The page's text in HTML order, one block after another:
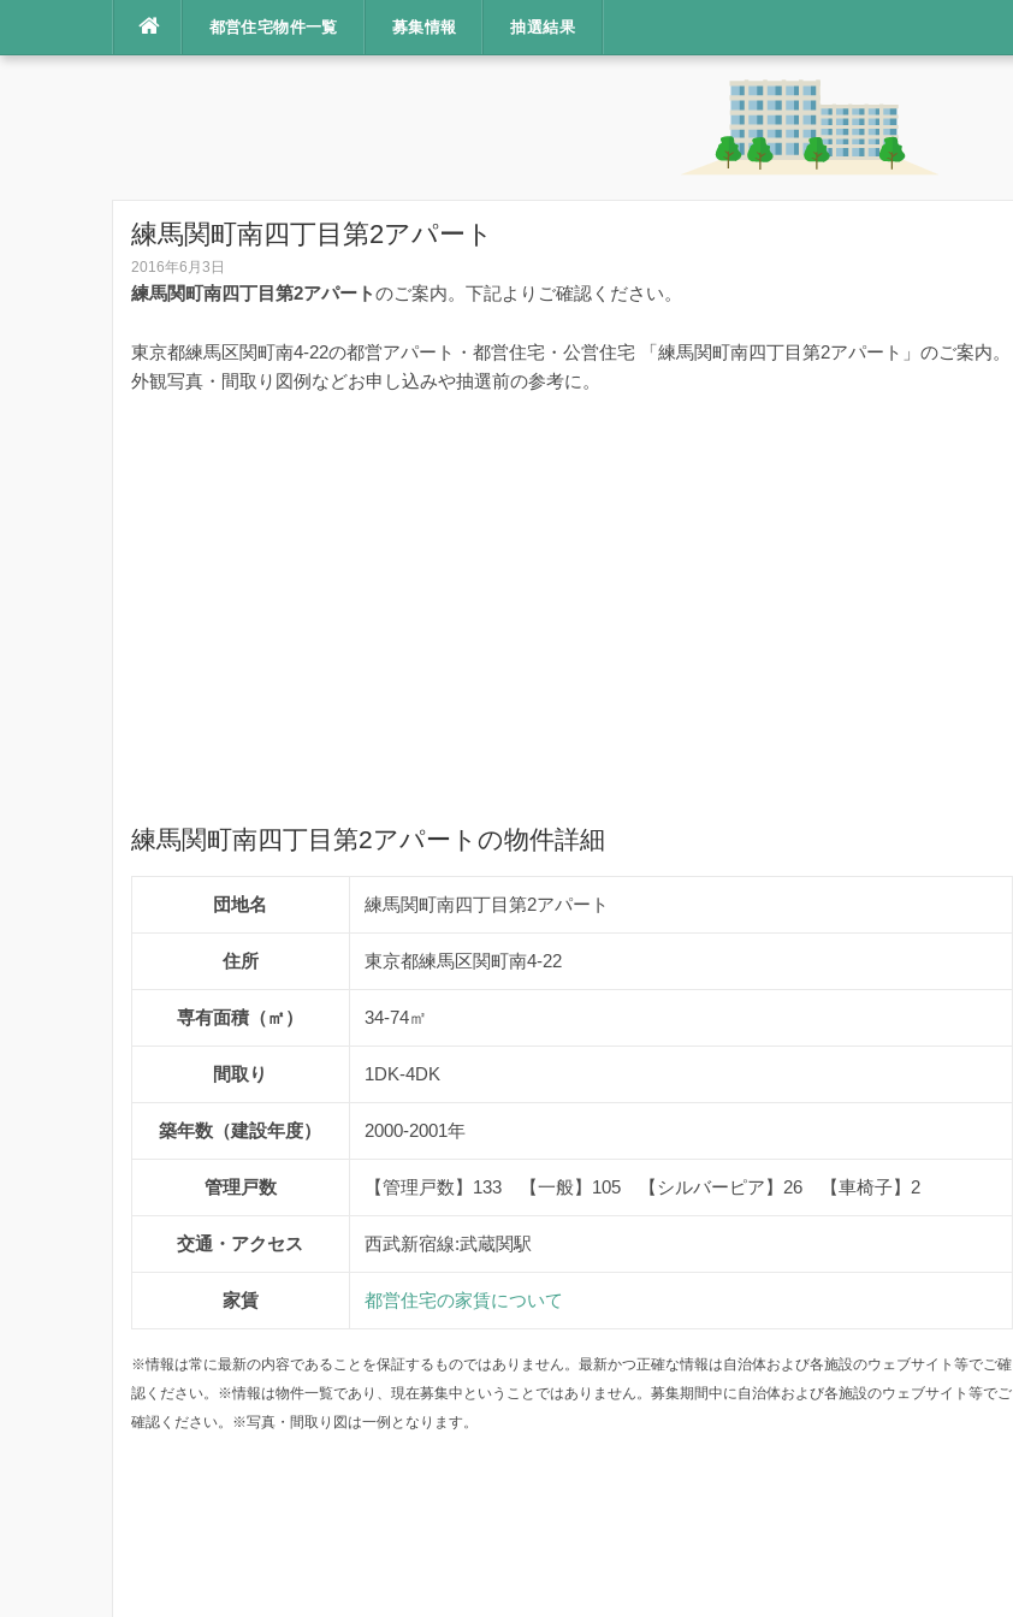
都営住宅物件一覧 募集情報 抽選結果
練馬関町南四丁目第2アパート
2016年6月3日
練馬関町南四丁目第2アパートのご案内。下記よりご確認ください。
東京都練馬区関町南4-22の都営アパート・都営住宅・公営住宅 「練馬関町南四丁目第2アパート」のご案内。
外観写真・間取り図例などお申し込みや抽選前の参考に。
練馬関町南四丁目第2アパートの物件詳細
団地名 練馬関町南四丁目第2アパート
住所 東京都練馬区関町南4-22
専有面積（㎡） 34-74㎡
間取り 1DK-4DK
築年数（建設年度） 2000-2001年
管理戸数 【管理戸数】133 【一般】105 【シルバーピア】26 【車椅子】2
交通・アクセス 西武新宿線:武蔵関駅
家賃 都営住宅の家賃について
※情報は常に最新の内容であることを保証するものではありません。最新かつ正確な情報は自治体および各施設のウェブサイト等でご確
認ください。※情報は物件一覧であり、現在募集中ということではありません。募集期間中に自治体および各施設のウェブサイト等でご
確認ください。※写真・間取り図は一例となります。